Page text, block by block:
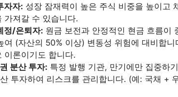
자자: 성장 잠재력이 높은 주식 비중을 높이고
가져갈 수 있습니다.
정/은퇴자: 원금 보전과 안정적인 현금 흐름이
여 (자산의 50% 이상) 변동성 위험에 대비합
이론이기도 합니다.
분산 투자: 특정 발행 기관, 만기에만 집중하
투자하여 리스크를 관리합니다. (예: 국채 +